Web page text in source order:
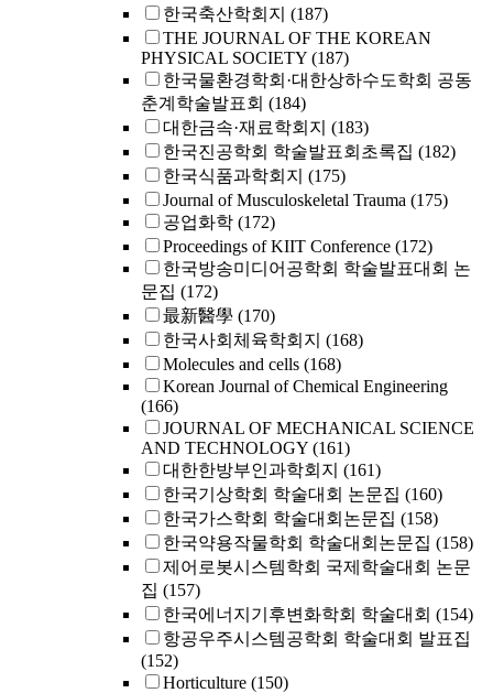
한국축산학회지 (187)
THE JOURNAL OF THE KOREAN
PHYSICAL SOCIETY (187)
한국물환경학회·대한상하수도학회 공동
춘계학술발표회 (184)
대한금속·재료학회지 (183)
한국진공학회 학술발표회초록집 (182)
한국식품과학회지 (175)
Journal of Musculoskeletal Trauma (175)
공업화학 (172)
Proceedings of KIIT Conference (172)
한국방송미디어공학회 학술발표대회 논
문집 (172)
最新醫學 (170)
한국사회체육학회지 (168)
Molecules and cells (168)
Korean Journal of Chemical Engineering
(166)
JOURNAL OF MECHANICAL SCIENCE
AND TECHNOLOGY (161)
대한한방부인과학회지 (161)
한국기상학회 학술대회 논문집 (160)
한국가스학회 학술대회논문집 (158)
한국약용작물학회 학술대회논문집 (158)
제어로봇시스템학회 국제학술대회 논문
집 (157)
한국에너지기후변화학회 학술대회 (154)
항공우주시스템공학회 학술대회 발표집
(152)
Horticulture (150)